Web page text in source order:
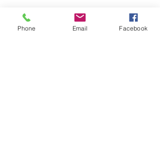
LM créa's
Phone Email Facebook